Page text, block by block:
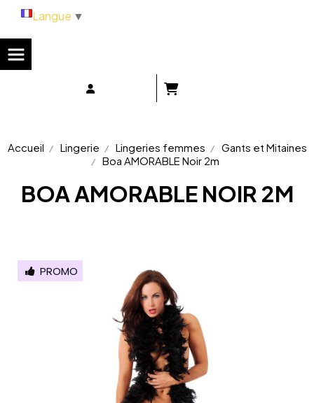
Accueil Lingerie Lingeries femmes
Gants et Mitaines
Boa AMORABLE Noir 2m
BOA AMORABLE NOIR 2M
PROMO
Langue ▼